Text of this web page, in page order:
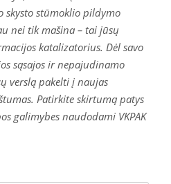
stūmoklio pildymo
nei tik mašina – tai jūsų
katalizatorius. Dėl savo
sąsajos ir nepajudinamo
verslą pakelti į naujas
Patirkite skirtumą patys
galimybes naudodami VKPAK